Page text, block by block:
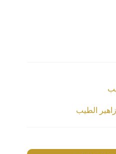
الطيب